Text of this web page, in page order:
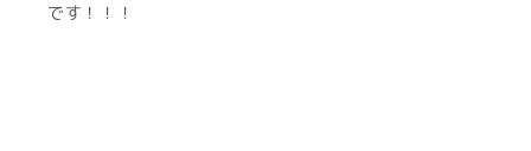
です！！！